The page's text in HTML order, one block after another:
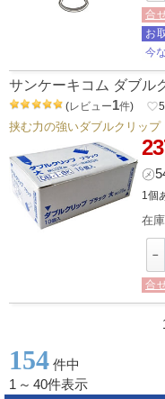
合
お
今
サンケーキコム ダブル
(レビュー1件) favorite_border5
挟む力の強いダブルクリップ
㋱
1個
在
－
合
154 件中
1 ～ 40件表示